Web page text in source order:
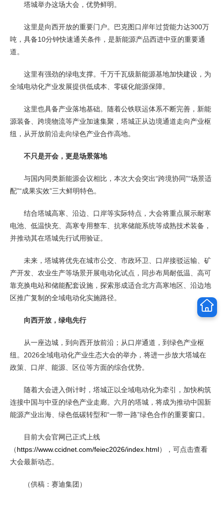
塔城举办这场大会，优势鲜明。
这里是向西开放的重要门户。巴克图口岸年过货能力达300万
吨，具备10分钟快速通关条件，是新能源产品西进中亚的重要通
道。
这里有强劲的绿电支撑。千万千瓦级新能源基地加快建设，为
全域电动化产业发展提供低成本、零碳化能源保障。
这里也具备产业落地基础。随着公铁联运体系不断完善，新能
源装备、跨境物流等产业加速集聚，塔城正从边境通道走向产业枢
纽，从开放前沿走向绿色产业合作高地。
不只是开会，更是场景落地
与国内同类新能源会议相比，本次大会突出“跨境协同”“场景适
配”“成果实效”三大鲜明特色。
结合塔城高寒、沿边、口岸等实际特点，大会将重点展示耐寒
电池、低温快充、高寒专用整车、抗寒储能系统等成熟技术装备，
并推动其在塔城先行试用验证。
未来，塔城将优先在城市公交、市政环卫、口岸接驳运输、矿
产开发、农业生产等场景开展电动化试点，同步布局耐低温、高可
靠充换电站和储能配套设施，探索形成适合北方高寒地区、沿边地
区推广复制的全域电动化实施路径。
向西开放，绿电先行
从一座边城，到向西开放前沿；从口岸通道，到绿色产业枢
纽。2026全域电动化产业生态大会的举办，将进一步放大塔城在
政策、口岸、能源、区位等方面的综合优势。
随着大会进入倒计时，塔城正以全域电动化为牵引，加快构筑
连接中国与中亚的绿色产业走廊。六月的塔城，将成为推动中国新
能源产业出海、绿色低碳转型和“一带一路”绿色合作的重要窗口。
目前大会官网已正式上线
（https://www.ccidnet.com/feiec2026/index.html），可点击查看
大会最新动态。
（供稿：赛迪集团）